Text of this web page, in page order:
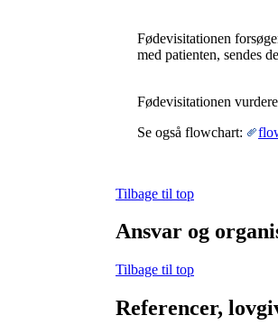
Fødevisitationen
med patienten, sendes
Fødevisitationen
Se også flowchart:
Tilbage til top
Ansvar og
Tilbage til top
Referencer,